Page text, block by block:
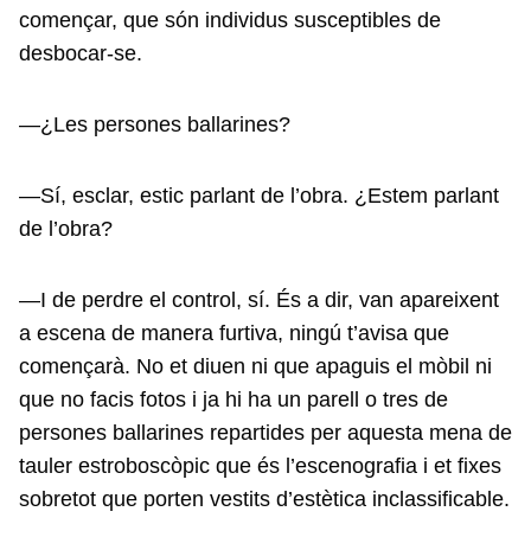
començar, que són individus susceptibles de
desbocar-se.
—¿Les persones ballarines?
—Sí, esclar, estic parlant de l’obra. ¿Estem parlant
de l’obra?
—I de perdre el control, sí. És a dir, van apareixent
a escena de manera furtiva, ningú t’avisa que
començarà. No et diuen ni que apaguis el mòbil ni
que no facis fotos i ja hi ha un parell o tres de
persones ballarines repartides per aquesta mena de
tauler estroboscòpic que és l’escenografia i et fixes
sobretot que porten vestits d’estètica inclassificable.